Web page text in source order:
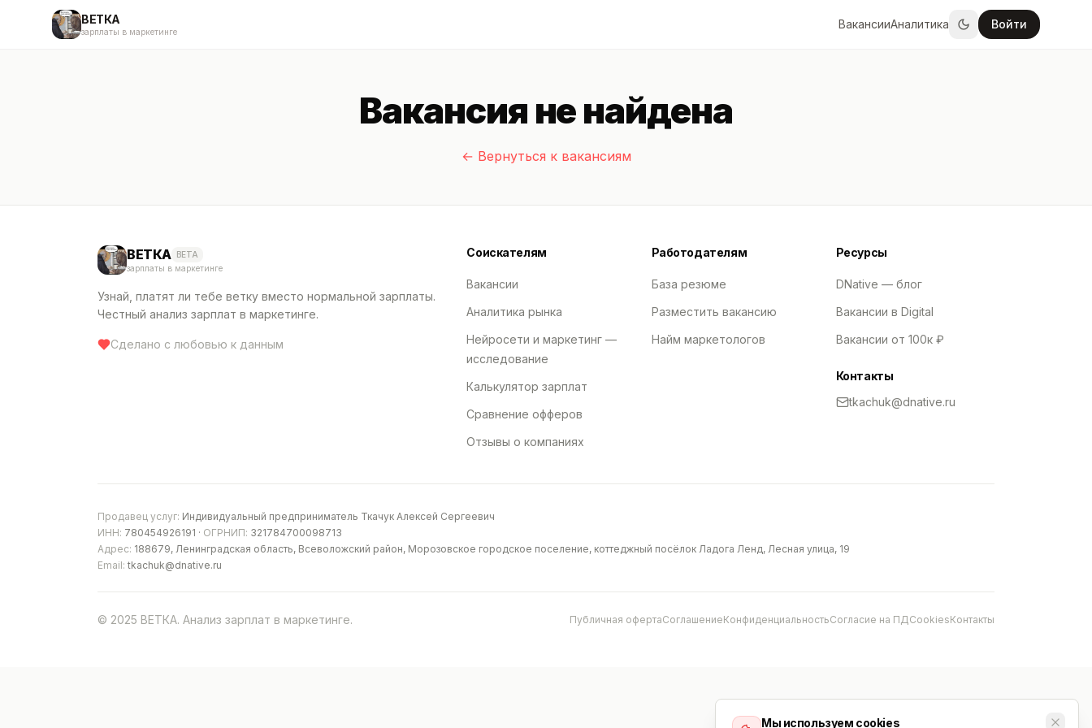
Мы используем cookies
ВЕТКА
зарплаты в маркетинге
ВакансииАналитика Войти
Вакансия не найдена
← Вернуться к вакансиям
ВЕТКА BETA
зарплаты в маркетинге
Узнай, платят ли тебе ветку вместо нормальной зарплаты.
Честный анализ зарплат в маркетинге.
Сделано с любовью к данным
Соискателям
Вакансии
Аналитика рынка
Нейросети и маркетинг —
исследование
Калькулятор зарплат
Сравнение офферов
Отзывы о компаниях
Работодателям
База резюме
Разместить вакансию
Найм маркетологов
Ресурсы
DNative — блог
Вакансии в Digital
Вакансии от 100к ₽
Контакты
tkachuk@dnative.ru
Продавец услуг: Индивидуальный предприниматель Ткачук Алексей Сергеевич
ИНН: 780454926191 · ОГРНИП: 321784700098713
Адрес: 188679, Ленинградская область, Всеволожский район, Морозовское городское поселение, коттеджный посёлок Ладога Ленд, Лесная улица, 19
Email: tkachuk@dnative.ru
© 2025 ВЕТКА. Анализ зарплат в маркетинге. Публичная офертаСоглашениеКонфиденциальностьСогласие на ПДCookiesКонтакты